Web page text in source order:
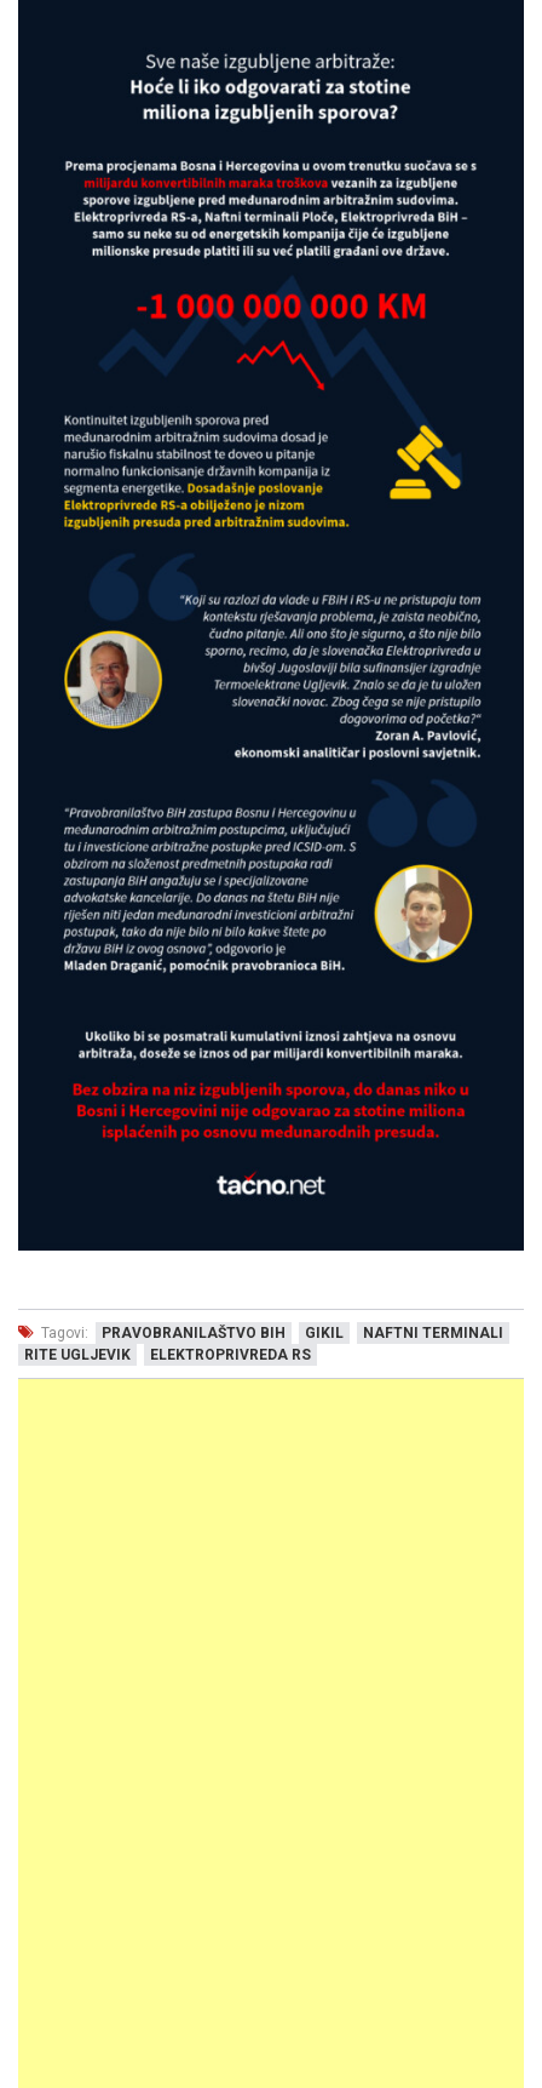
Tagovi: PRAVOBRANILAŠTVO BIH GIKIL
NAFTNI TERMINALI
RITE UGLJEVIK
ELEKTROPRIVREDA RS